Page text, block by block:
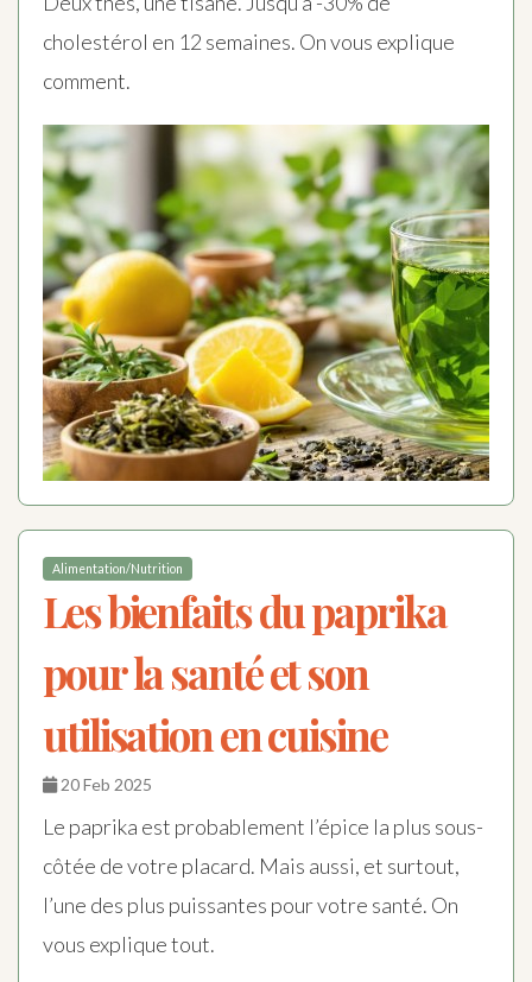
cholestérol en 12 semaines. On vous explique
comment.
Alimentation/Nutrition
Les bienfaits du paprika
pour la santé et son
utilisation en cuisine
20 Feb 2025
Le paprika est probablement l’épice la plus sous-
côtée de votre placard. Mais aussi, et surtout,
l’une des plus puissantes pour votre santé. On
vous explique tout.